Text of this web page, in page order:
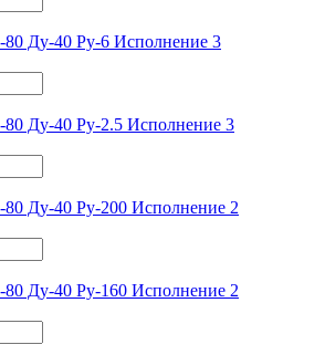
Ду-40 Ру-6 Исполнение 3
Ду-40 Ру-2.5 Исполнение 3
Ду-40 Ру-200 Исполнение 2
Ду-40 Ру-160 Исполнение 2